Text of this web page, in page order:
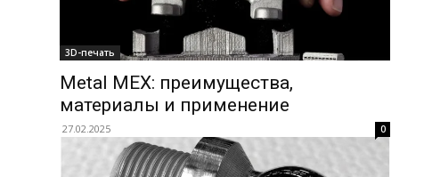
3D-печать
Metal MEX: преимущества,
материалы и применение
27.02.2025 0